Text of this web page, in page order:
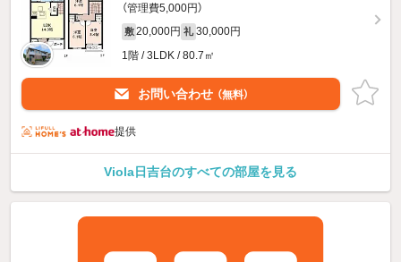
（管理費5,000円）
敷 20,000円 礼 30,000円
1階 / 3LDK / 80.7㎡
お問い合わせ （無料）
提供
Viola日吉台のすべての部屋を見る